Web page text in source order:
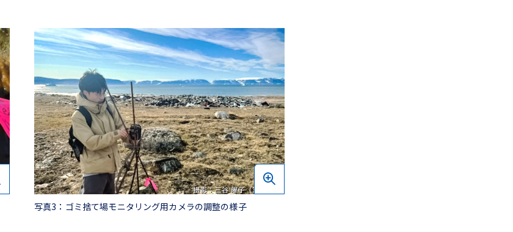
写真3：ゴミ捨て場モニタリング用カメラの調整の様子